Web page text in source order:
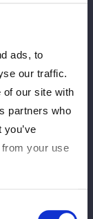
ads, to
our traffic.
of our site with
partners who
your use
でも先行入場時
date and
time
11月7日(金)